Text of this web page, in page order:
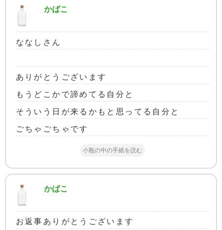
かばこ
ななしさん
ありがとうございます
もうどこかで諦めてる自分と
そういう日が来るかもと思ってる自分と
ごちゃごちゃです
小瓶の中の手紙を読む
かばこ
お返事ありがとうございます